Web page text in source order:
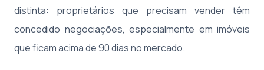
distinta: proprietários que precisam vender têm
concedido negociações, especialmente em imóveis
que ficam acima de 90 dias no mercado.